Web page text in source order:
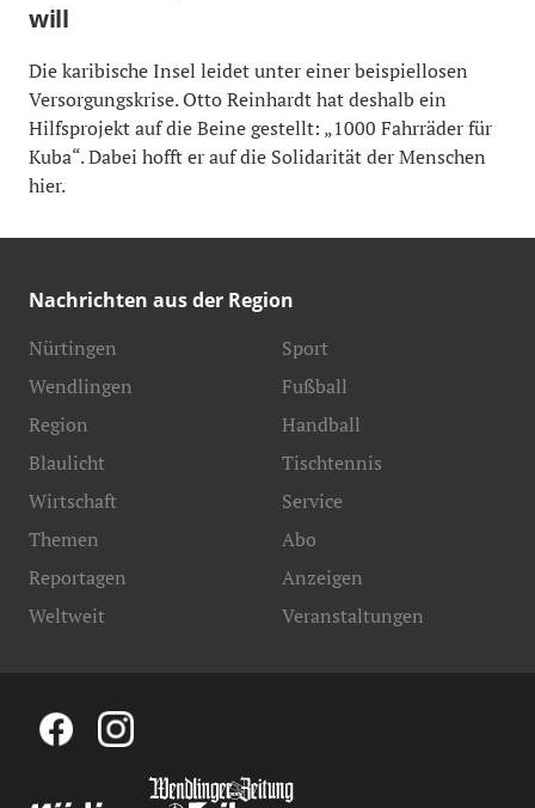
will
Die karibische Insel leidet unter einer beispiellosen
Versorgungskrise. Otto Reinhardt hat deshalb ein
Hilfsprojekt auf die Beine gestellt: „1000 Fahrräder für
Kuba“. Dabei hofft er auf die Solidarität der Menschen
hier.
Nachrichten aus der Region
Nürtingen
Wendlingen
Region
Blaulicht
Sport
Fußball
Handball
Tischtennis
Wirtschaft
Themen
Reportagen
Weltweit
Service
Abo
Anzeigen
Veranstaltungen